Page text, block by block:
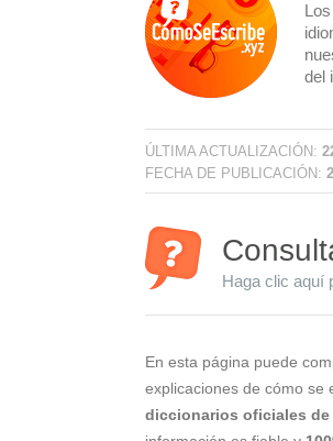
del
ÚLTIMA ACTUALIZACIÓN:
FECHA DE PUBLICACIÓN:
Haga clic aquí
En esta página puede
explicaciones de cómo se
diccionarios oficiales